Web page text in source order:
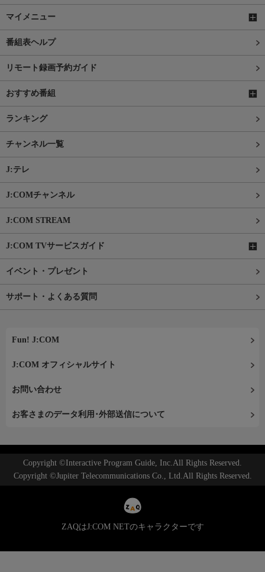
マイメニュー
番組表ヘルプ
リモート録画予約ガイド
おすすめ番組
ランキング
チャンネル一覧
J:テレ
J:COMチャンネル
J:COM STREAM
J:COM TVサービスガイド
イベント・プレゼント
サポート・よくある質問
Fun! J:COM
J:COM オフィシャルサイト
お問い合わせ
お客さまのデータ利用･外部送信について
Copyright ©Interactive Program Guide, Inc.All Rights Reserved.
Copyright ©Jupiter Telecommunications Co., Ltd.All Rights Reserved.
ZAQはJ:COM NETのキャラクターです